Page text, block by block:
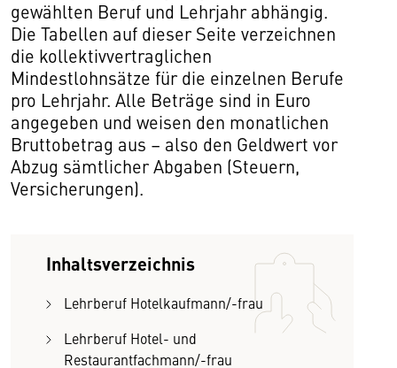
gewählten Beruf und Lehrjahr abhängig.
Die Tabellen auf dieser Seite verzeichnen
die kollektivvertraglichen
Mindestlohnsätze für die einzelnen Berufe
pro Lehrjahr. Alle Beträge sind in Euro
angegeben und weisen den monatlichen
Bruttobetrag aus – also den Geldwert vor
Abzug sämtlicher Abgaben (Steuern,
Versicherungen).
Inhaltsverzeichnis
Lehrberuf Hotelkaufmann/-frau
Lehrberuf Hotel- und
Restaurantfachmann/-frau